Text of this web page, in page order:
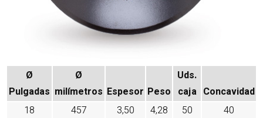
Ø
Pulgadas
Ø
milímetros Espesor Peso
Uds.
caja Concavidad
18
457 3,50 4,28 50
40